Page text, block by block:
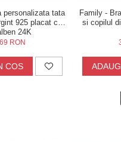
personalizata tata
925 placat cu
24K
RON
COS
Family -
si copilul